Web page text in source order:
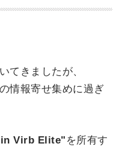
てきましたが、
情報寄せ集めに過ぎ
Virb Elite" を所有す